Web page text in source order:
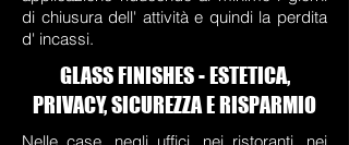
di chiusura dell' attività e quindi la perdita
d' incassi.
GLASS FINISHES - ESTETICA,
PRIVACY, SICUREZZA E RISPARMIO